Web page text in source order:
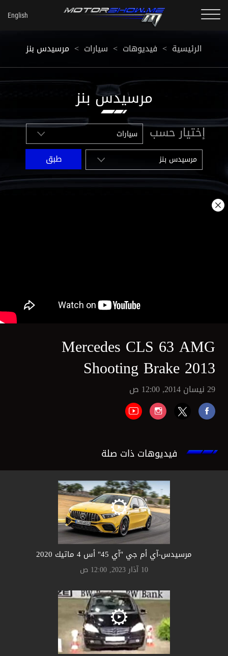
الرئيسية < فيديوهات < سيارات < مرسيدس بنز
مرسيدس بنز
إختيار حسب
Mercedes CLS 63 AMG
Shooting Brake 2013
29 نيسان 2014, 12:00 ص
فيديوهات ذات صلة
مرسيدس-آي أم جي "آي 45" أس 4 ماتيك 2020
10 آذار 2023, 12:00 ص